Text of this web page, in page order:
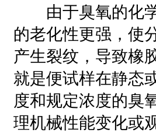
由于臭氧的化学
的老化性更强，使
产生裂纹，导致橡
就是便试样在静态
度和规定浓度的臭
理机械性能变化或